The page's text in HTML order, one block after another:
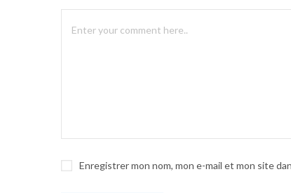
Enregistrer mon nom, mon e-mail et mon site
t
v
: